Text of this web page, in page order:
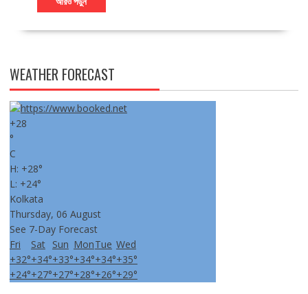
WEATHER FORECAST
+28
°
C
H: +28°
L: +24°
Kolkata
Thursday, 06 August
See 7-Day Forecast
Fri
Sat Sun MonTue Wed
+32°+34°+33°+34°+34°+35°
+24°+27°+27°+28°+26°+29°